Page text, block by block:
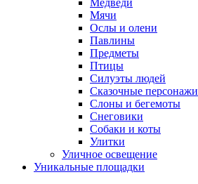
Медведи
Мячи
Ослы и олени
Павлины
Предметы
Птицы
Силуэты людей
Сказочные персонажи
Слоны и бегемоты
Снеговики
Собаки и коты
Улитки
Уличное освещение
Уникальные площадки